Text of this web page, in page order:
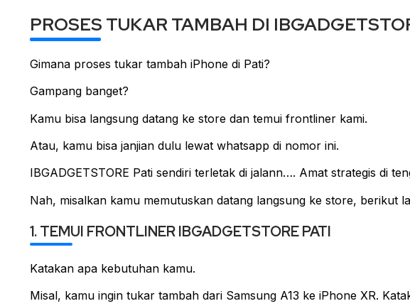
PROSES TUKAR TAMBAH DI
Gimana proses tukar tambah iPhone di Pati?
Gampang banget?
Kamu bisa langsung datang ke store dan temui frontliner kami.
Atau, kamu bisa janjian dulu lewat whatsapp di nomor ini.
IBGADGETSTORE Pati sendiri terletak di jalann…. Amat strategis di
Nah, misalkan kamu memutuskan datang langsung ke store, berikut
1. TEMUI FRONTLINER IBGADGETSTORE PATI
Katakan apa kebutuhan kamu.
Misal, kamu ingin tukar tambah dari Samsung A13 ke iPhone XR.